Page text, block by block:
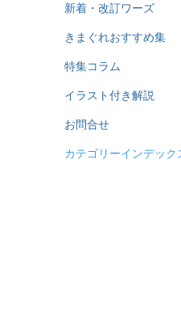
新着・改訂ワーズ
きまぐれおすすめ集
特集コラム
イラスト付き解説
お問合せ
カテゴリーインデック